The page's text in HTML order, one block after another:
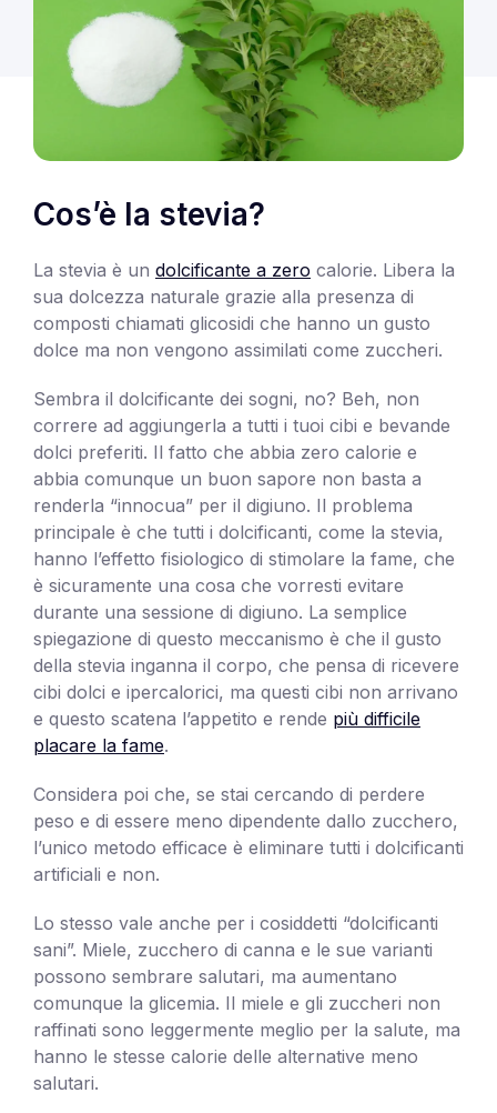
Cos’è la stevia?
La stevia è un dolcificante a zero calorie. Libera la
sua dolcezza naturale grazie alla presenza di
composti chiamati glicosidi che hanno un gusto
dolce ma non vengono assimilati come zuccheri.
Sembra il dolcificante dei sogni, no? Beh, non
correre ad aggiungerla a tutti i tuoi cibi e bevande
dolci preferiti. Il fatto che abbia zero calorie e
abbia comunque un buon sapore non basta a
renderla “innocua” per il digiuno. Il problema
principale è che tutti i dolcificanti, come la stevia,
hanno l’effetto fisiologico di stimolare la fame, che
è sicuramente una cosa che vorresti evitare
durante una sessione di digiuno. La semplice
spiegazione di questo meccanismo è che il gusto
della stevia inganna il corpo, che pensa di ricevere
cibi dolci e ipercalorici, ma questi cibi non arrivano
e questo scatena l’appetito e rende più difficile
placare la fame.
Considera poi che, se stai cercando di perdere
peso e di essere meno dipendente dallo zucchero,
l’unico metodo efficace è eliminare tutti i dolcificanti
artificiali e non.
Lo stesso vale anche per i cosiddetti “dolcificanti
sani”. Miele, zucchero di canna e le sue varianti
possono sembrare salutari, ma aumentano
comunque la glicemia. Il miele e gli zuccheri non
raffinati sono leggermente meglio per la salute, ma
hanno le stesse calorie delle alternative meno
salutari.